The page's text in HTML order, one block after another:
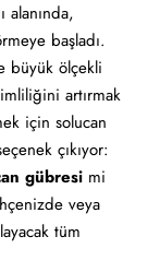
alanında,
başladı.
büyük ölçekli
artırmak
için solucan
çıkıyor:
gübresi mi
veya
tüm